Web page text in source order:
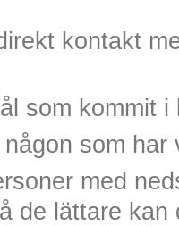
kontakt
som kommit
som har
med
de lättare kan